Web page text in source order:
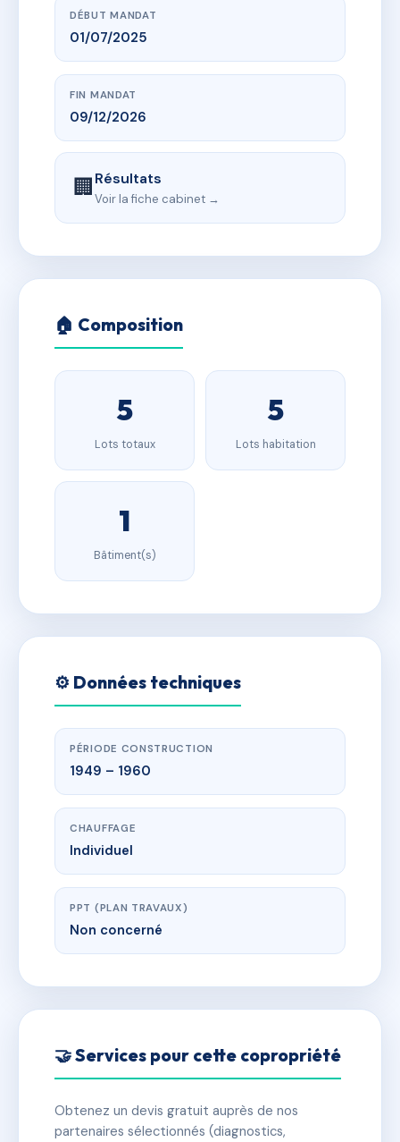
DÉBUT MANDAT
01/07/2025
FIN MANDAT
09/12/2026
🏢Résultats
Voir la fiche cabinet →
🏠 Composition
5
Lots totaux
5
Lots habitation
1
Bâtiment(s)
⚙️ Données techniques
PÉRIODE CONSTRUCTION
1949 – 1960
CHAUFFAGE
Individuel
PPT (PLAN TRAVAUX)
Non concerné
🤝 Services pour cette copropriété
Obtenez un devis gratuit auprès de nos
partenaires sélectionnés (diagnostics,